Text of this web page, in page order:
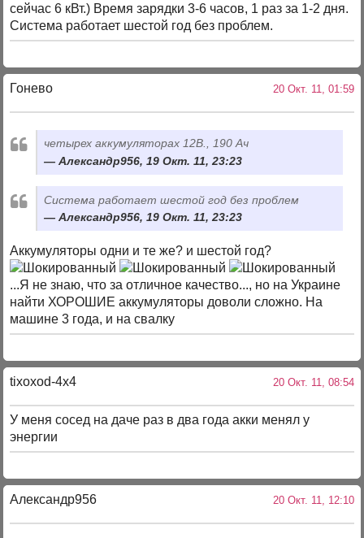
сейчас 6 кВт.) Время зарядки 3-6 часов, 1 раз за 1-2 дня.
Система работает шестой год без проблем.
Гонево 20 Окт. 11, 01:59
четырех аккумуляторах 12В., 190 Ач
Александр956, 19 Окт. 11, 23:23
Система работает шестой год без проблем
Александр956, 19 Окт. 11, 23:23
Аккумуляторы одни и те же? и шестой год?
...Я не знаю, что за отличное качество..., но на Украине
найти ХОРОШИЕ аккумуляторы доволи сложно. На
машине 3 года, и на свалку
tixoxod-4x4 20 Окт. 11, 08:54
У меня сосед на даче раз в два года акки менял у
энергии
Александр956 20 Окт. 11, 12:10